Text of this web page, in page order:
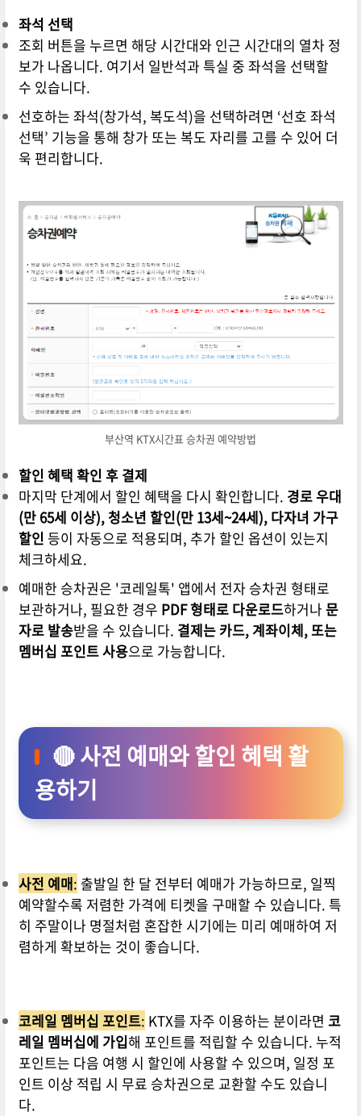
좌석 선택
조회 버튼을 누르면 해당 시간대와 인근 시간대의 열차 정
보가 나옵니다. 여기서 일반석과 특실 중 좌석을 선택할
수 있습니다.
선호하는 좌석(창가석, 복도석)을 선택하려면 ‘선호 좌석
선택’ 기능을 통해 창가 또는 복도 자리를 고를 수 있어 더
욱 편리합니다.
부산역 KTX시간표 승차권 예약방법
할인 혜택 확인 후 결제
마지막 단계에서 할인 혜택을 다시 확인합니다. 경로 우대
(만 65세 이상), 청소년 할인(만 13세~24세), 다자녀 가구
할인 등이 자동으로 적용되며, 추가 할인 옵션이 있는지
체크하세요.
예매한 승차권은 '코레일톡' 앱에서 전자 승차권 형태로
보관하거나, 필요한 경우 PDF 형태로 다운로드하거나 문
자로 발송받을 수 있습니다. 결제는 카드, 계좌이체, 또는
멤버십 포인트 사용으로 가능합니다.
🔴 사전 예매와 할인 혜택 활
용하기
사전 예매: 출발일 한 달 전부터 예매가 가능하므로, 일찍
예약할수록 저렴한 가격에 티켓을 구매할 수 있습니다. 특
히 주말이나 명절처럼 혼잡한 시기에는 미리 예매하여 저
렴하게 확보하는 것이 좋습니다.
코레일 멤버십 포인트: KTX를 자주 이용하는 분이라면 코
레일 멤버십에 가입해 포인트를 적립할 수 있습니다. 누적
포인트는 다음 여행 시 할인에 사용할 수 있으며, 일정 포
인트 이상 적립 시 무료 승차권으로 교환할 수도 있습니
다.